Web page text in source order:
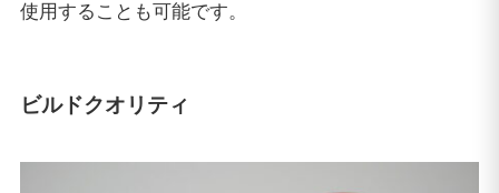
使用することも可能です。
ビルドクオリティ